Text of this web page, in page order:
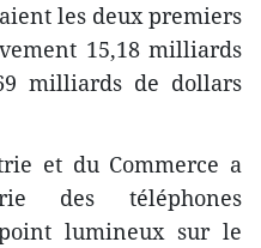
les deux premiers
15,18 milliards
milliards de dollars
et du Commerce a
des téléphones
lumineux sur le